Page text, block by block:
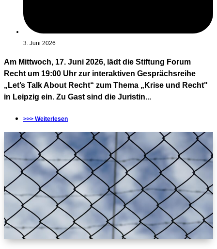
3. Juni 2026
Am Mittwoch, 17. Juni 2026, lädt die Stiftung Forum
Recht um 19:00 Uhr zur interaktiven Gesprächsreihe
„Let’s Talk About Recht“ zum Thema „Krise und Recht"
in Leipzig ein. Zu Gast sind die Juristin...
>>> Weiterlesen